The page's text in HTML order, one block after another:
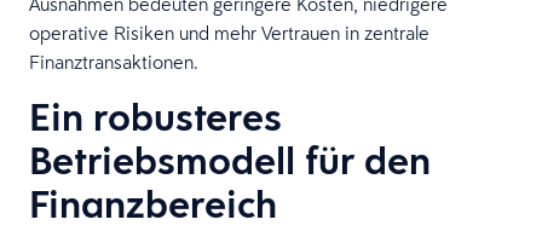
operative Risiken und mehr Vertrauen in zentrale
Finanztransaktionen.
Ein robusteres
Betriebsmodell für den
Finanzbereich